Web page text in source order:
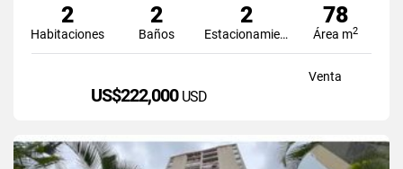
2
Habitaciones
2
Baños
2
Estacionamiento
78
Área m2
Venta
US$222,000 USD